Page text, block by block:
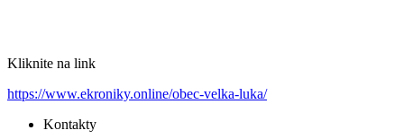
Kliknite na link
https://www.ekroniky.online/obec-velka-luka/
Kontakty